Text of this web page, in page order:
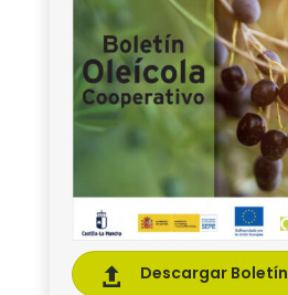
 Descargar Boletín